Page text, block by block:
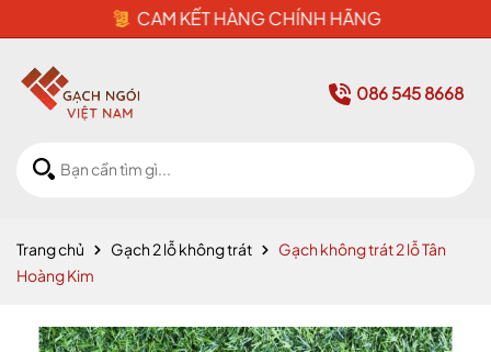
CAM KẾT HÀNG CHÍNH HÃNG
086 545 8668
Trang chủ Gạch 2 lỗ không trát
Gạch không trát 2 lỗ Tân
Hoàng Kim